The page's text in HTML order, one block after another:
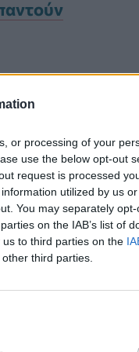
or processing of your
use the below opt-out
request is processed
utilized by us
You may separately
on the IAB’s list of
to third parties on the
third parties.
με